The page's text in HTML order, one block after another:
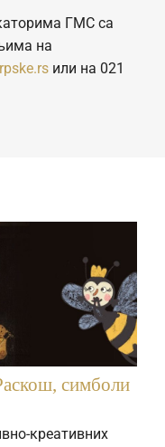
ГМС са
на
или на 021
симболи
креативних